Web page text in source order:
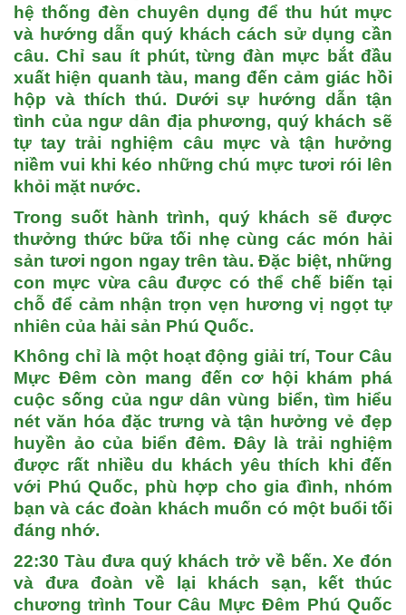
hệ thống đèn chuyên dụng để thu hút mực
và hướng dẫn quý khách cách sử dụng cần
câu. Chỉ sau ít phút, từng đàn mực bắt đầu
xuất hiện quanh tàu, mang đến cảm giác hồi
hộp và thích thú. Dưới sự hướng dẫn tận
tình của ngư dân địa phương, quý khách sẽ
tự tay trải nghiệm câu mực và tận hưởng
niềm vui khi kéo những chú mực tươi rói lên
khỏi mặt nước.
Trong suốt hành trình, quý khách sẽ được
thưởng thức bữa tối nhẹ cùng các món hải
sản tươi ngon ngay trên tàu. Đặc biệt, những
con mực vừa câu được có thể chế biến tại
chỗ để cảm nhận trọn vẹn hương vị ngọt tự
nhiên của hải sản Phú Quốc.
Không chỉ là một hoạt động giải trí,Tour Câu
Mực Đêm còn mang đến cơ hội khám phá
cuộc sống của ngư dân vùng biển, tìm hiểu
nét văn hóa đặc trưng và tận hưởng vẻ đẹp
huyền ảo của biển đêm. Đây là trải nghiệm
được rất nhiều du khách yêu thích khi đến
với Phú Quốc, phù hợp cho gia đình, nhóm
bạn và các đoàn khách muốn có một buổi tối
đáng nhớ.
22:30 Tàu đưa quý khách trở về bến. Xe đón
và đưa đoàn về lại khách sạn, kết thúc
chương trình Tour Câu Mực Đêm Phú Quốc